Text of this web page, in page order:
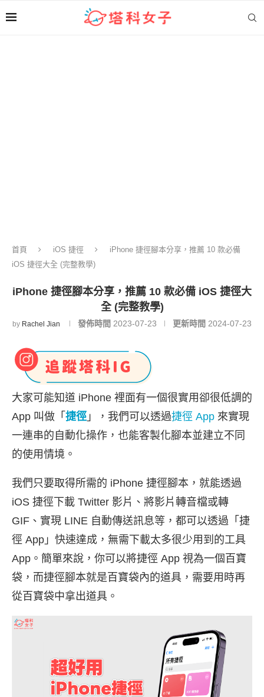
首頁 iOS 捷徑
iPhone 捷徑腳本分享，推薦 10 款必備
iOS 捷徑大全 (完整教學)
iPhone 捷徑腳本分享，推薦 10 款必備 iOS 捷徑大
全 (完整教學)
by Rachel Jian 發佈時間 2023-07-23 更新時間 2024-07-23
大家可能知道 iPhone 裡面有一個很實用卻很低調的
App 叫做「 捷徑 」，我們可以透過捷徑 App 來實現
一連串的自動化操作，也能客製化腳本並建立不同
的使用情境。
我們只要取得所需的 iPhone 捷徑腳本，就能透過
iOS 捷徑下載 Twitter 影片、將影片轉音檔或轉
GIF、實現 LINE 自動傳送訊息等，都可以透過「捷
徑 App」快速達成，無需下載太多很少用到的工具
App。簡單來說，你可以將捷徑 App 視為一個百寶
袋，而捷徑腳本就是百寶袋內的道具，需要用時再
從百寶袋中拿出道具。